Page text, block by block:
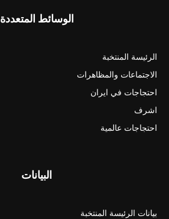
الوسائط المتعددة
الرئيسة المنتخبة
الاجتماعات والمظاهرات
احتجاجات في ايران
اشرف
احتجاجات عالمية
البيانات
بيانات الرئيسة المنتخبة